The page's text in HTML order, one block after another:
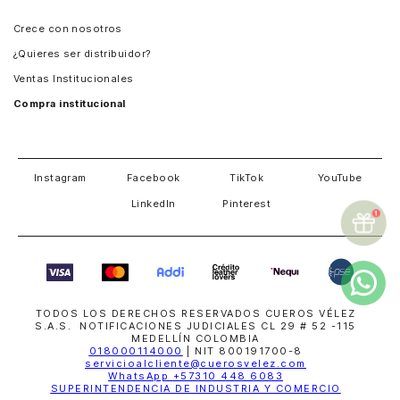
Crece con nosotros
¿Quieres ser distribuidor?
Ventas Institucionales
Compra institucional
Instagram Facebook TikTok YouTube
LinkedIn Pinterest
TODOS LOS DERECHOS RESERVADOS CUEROS VÉLEZ
S.A.S. NOTIFICACIONES JUDICIALES CL 29 # 52 -115
MEDELLÍN COLOMBIA
018000114000
| NIT 800191700-8
servicioalcliente@cuerosvelez.com
WhatsApp +57310 448 6083
SUPERINTENDENCIA DE INDUSTRIA Y COMERCIO